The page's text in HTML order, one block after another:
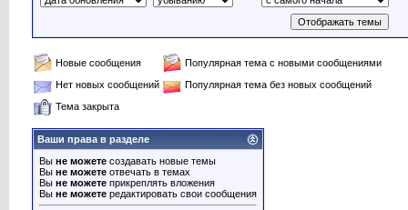
Новые сообщения
Популярная тема с новыми сообщениями
Нет новых сообщений
Популярная тема без новых сообщений
Тема закрыта
Ваши права в разделе
Вы не можете создавать новые темы
Вы не можете отвечать в темах
Вы не можете прикреплять вложения
Вы не можете редактировать свои сообщения